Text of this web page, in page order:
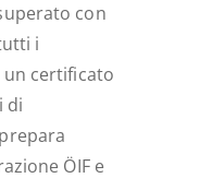
con
i
certificato
di
ÖIF e